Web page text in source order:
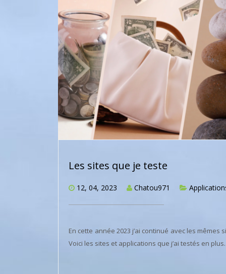
Les sites que je teste
12, 04, 2023 Chatou971
En cette année 2023 j’ai continué avec les mêmes
Voici les sites et applications que j’ai testés en plus.